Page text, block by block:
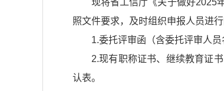
现将省工信厅《关于做好2025
照文件要求，及时组织申报人员进
1.委托评审函（含委托评审人
2.现有职称证书、继续教育证
认表。